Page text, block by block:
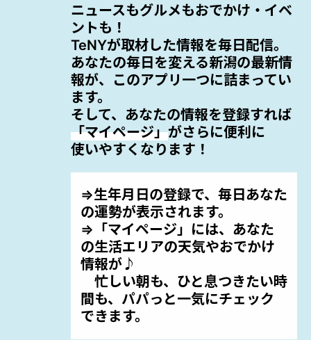
ニュースもグルメもおでかけ・イベ
ントも！
TeNYが取材した情報を毎日配信。
あなたの毎日を変える新潟の最新情
報が、このアプリ一つに詰まってい
ます。
そして、あなたの情報を登録すれば
「マイページ」がさらに便利に
使いやすくなります！
⇒生年月日の登録で、毎日あなた
の運勢が表示されます。
⇒「マイページ」には、あなた
の生活エリアの天気やおでかけ
情報が♪
忙しい朝も、ひと息つきたい時
間も、パパっと一気にチェック
できます。